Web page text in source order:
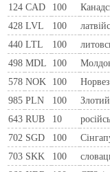
124 CAD 100
428 LVL 100
440 LTL 100
498 MDL 100
578 NOK 100
985 PLN 100 Злотий
643 RUB 10
702 SGD 100
703 SKK 100